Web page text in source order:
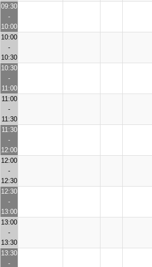
09:30
-
10:00
10:00
-
10:30
10:30
-
11:00
11:00
-
11:30
11:30
-
12:00
12:00
-
12:30
12:30
-
13:00
13:00
-
13:30
13:30
-